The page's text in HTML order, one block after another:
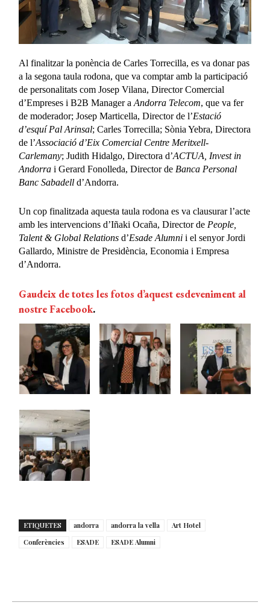
Al finalitzar la ponència de Carles Torrecilla, es va donar pas
a la segona taula rodona, que va comptar amb la participació
de personalitats com Josep Vilana, Director Comercial
d’Empreses i B2B Manager aAndorra Telecom, que va fer
de moderador; Josep Marticella, Director de l’Estació
d’esquí Pal Arinsal; Carles Torrecilla; Sònia Yebra, Directora
de l’Associació d’Eix Comercial Centre Meritxell-
Carlemany; Judith Hidalgo, Directora d’ACTUA, Invest in
Andorrai Gerard Fonolleda, Director de Banca Personal
Banc Sabadell d’Andorra.
Un cop finalitzada aquesta taula rodona es va clausurar l’acte
amb les intervencions d’Iñaki Ocaña, Director de People,
Talent & Global Relationsd’Esade Alumni i el senyor Jordi
Gallardo, Ministre de Presidència, Economia i Empresa
d’Andorra.
Gaudeix de totes les fotos d’aquest esdeveniment al
nostre Facebook.
ETIQUETES andorra andorra la vella
Art Hotel
Conferències
ESADE ESADE Alumni